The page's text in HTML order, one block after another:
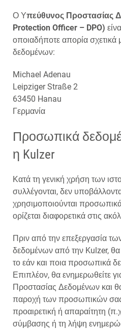
Ο Υπεύθυνος Προστασίας
Protection Officer – DPO)
οποιαδήποτε απορία σχετικά
δεδομένων:
Michael Adenau
Leipziger Straße 2
63450 Hanau
Γερμανία
Προσωπικά
η Kulzer
Κατά τη γενική χρήση των
συλλέγονται, δεν
χρησιμοποιούνται
ορίζεται διαφορετικά στις
Πριν από την επεξεργασία
δεδομένων από την Kulzer, θα
το εάν και ποια προσωπικά
Επιπλέον, θα ενημερωθείτε
Προστασίας Δεδομένων και θα
παροχή των προσωπικών σας
προαιρετική ή απαραίτητη
σύμβασης ή τη λήψη